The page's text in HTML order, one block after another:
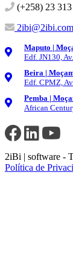
(+258) 23
2ibi@2ibi.com
Maputo |
Edf. JN130,
Beira |
Edf. CPMZ,
Pemba |
African
2iBi | software -
Política de